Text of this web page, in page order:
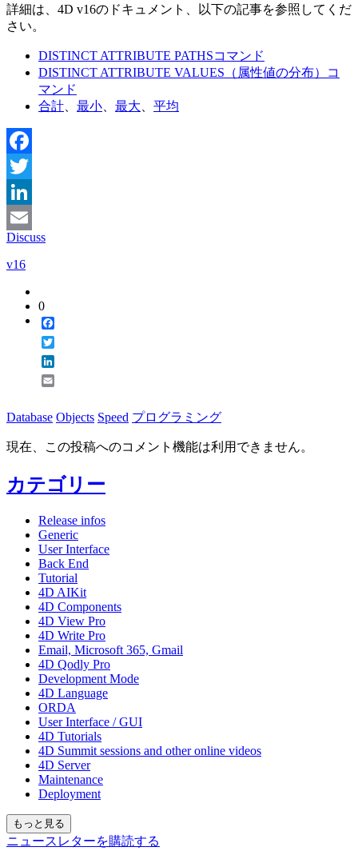
詳細は、4D v16のドキュメント、以下の記事を参照してくだ
さい。
DISTINCT ATTRIBUTE PATHSコマンド
DISTINCT ATTRIBUTE VALUES（属性値の分布）コ
マンド
合計
最小 最大 平均
Facebook
Twitter
LinkedIn
Email
Discuss
v16
0
Database Objects Speed プログラミング
現在、この投稿へのコメント機能は利用できません。
カテゴリー
Release infos
Generic
User Interface
Back End
Tutorial
4D AIKit
4D Components
4D View Pro
4D Write Pro
Email, Microsoft 365, Gmail
4D Qodly Pro
Development Mode
4D Language
ORDA
User Interface / GUI
4D Tutorials
4D Summit sessions and other online videos
4D Server
Maintenance
Deployment
もっと見る
ニュースレターを購読する